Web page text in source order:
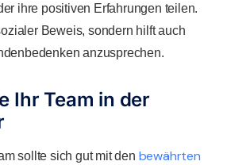
ihre positiven Erfahrungen teilen.
Beweis, sondern hilft auch
anzusprechen.
Ihr Team in der
sollte sich gut mit den bewährten